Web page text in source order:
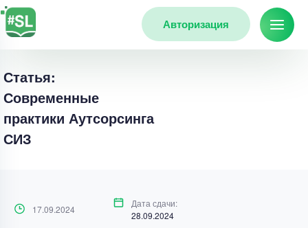
Авторизация
Статья:
Современные
практики Аутсорсинга
СИЗ
17.09.2024
Дата сдачи:
28.09.2024